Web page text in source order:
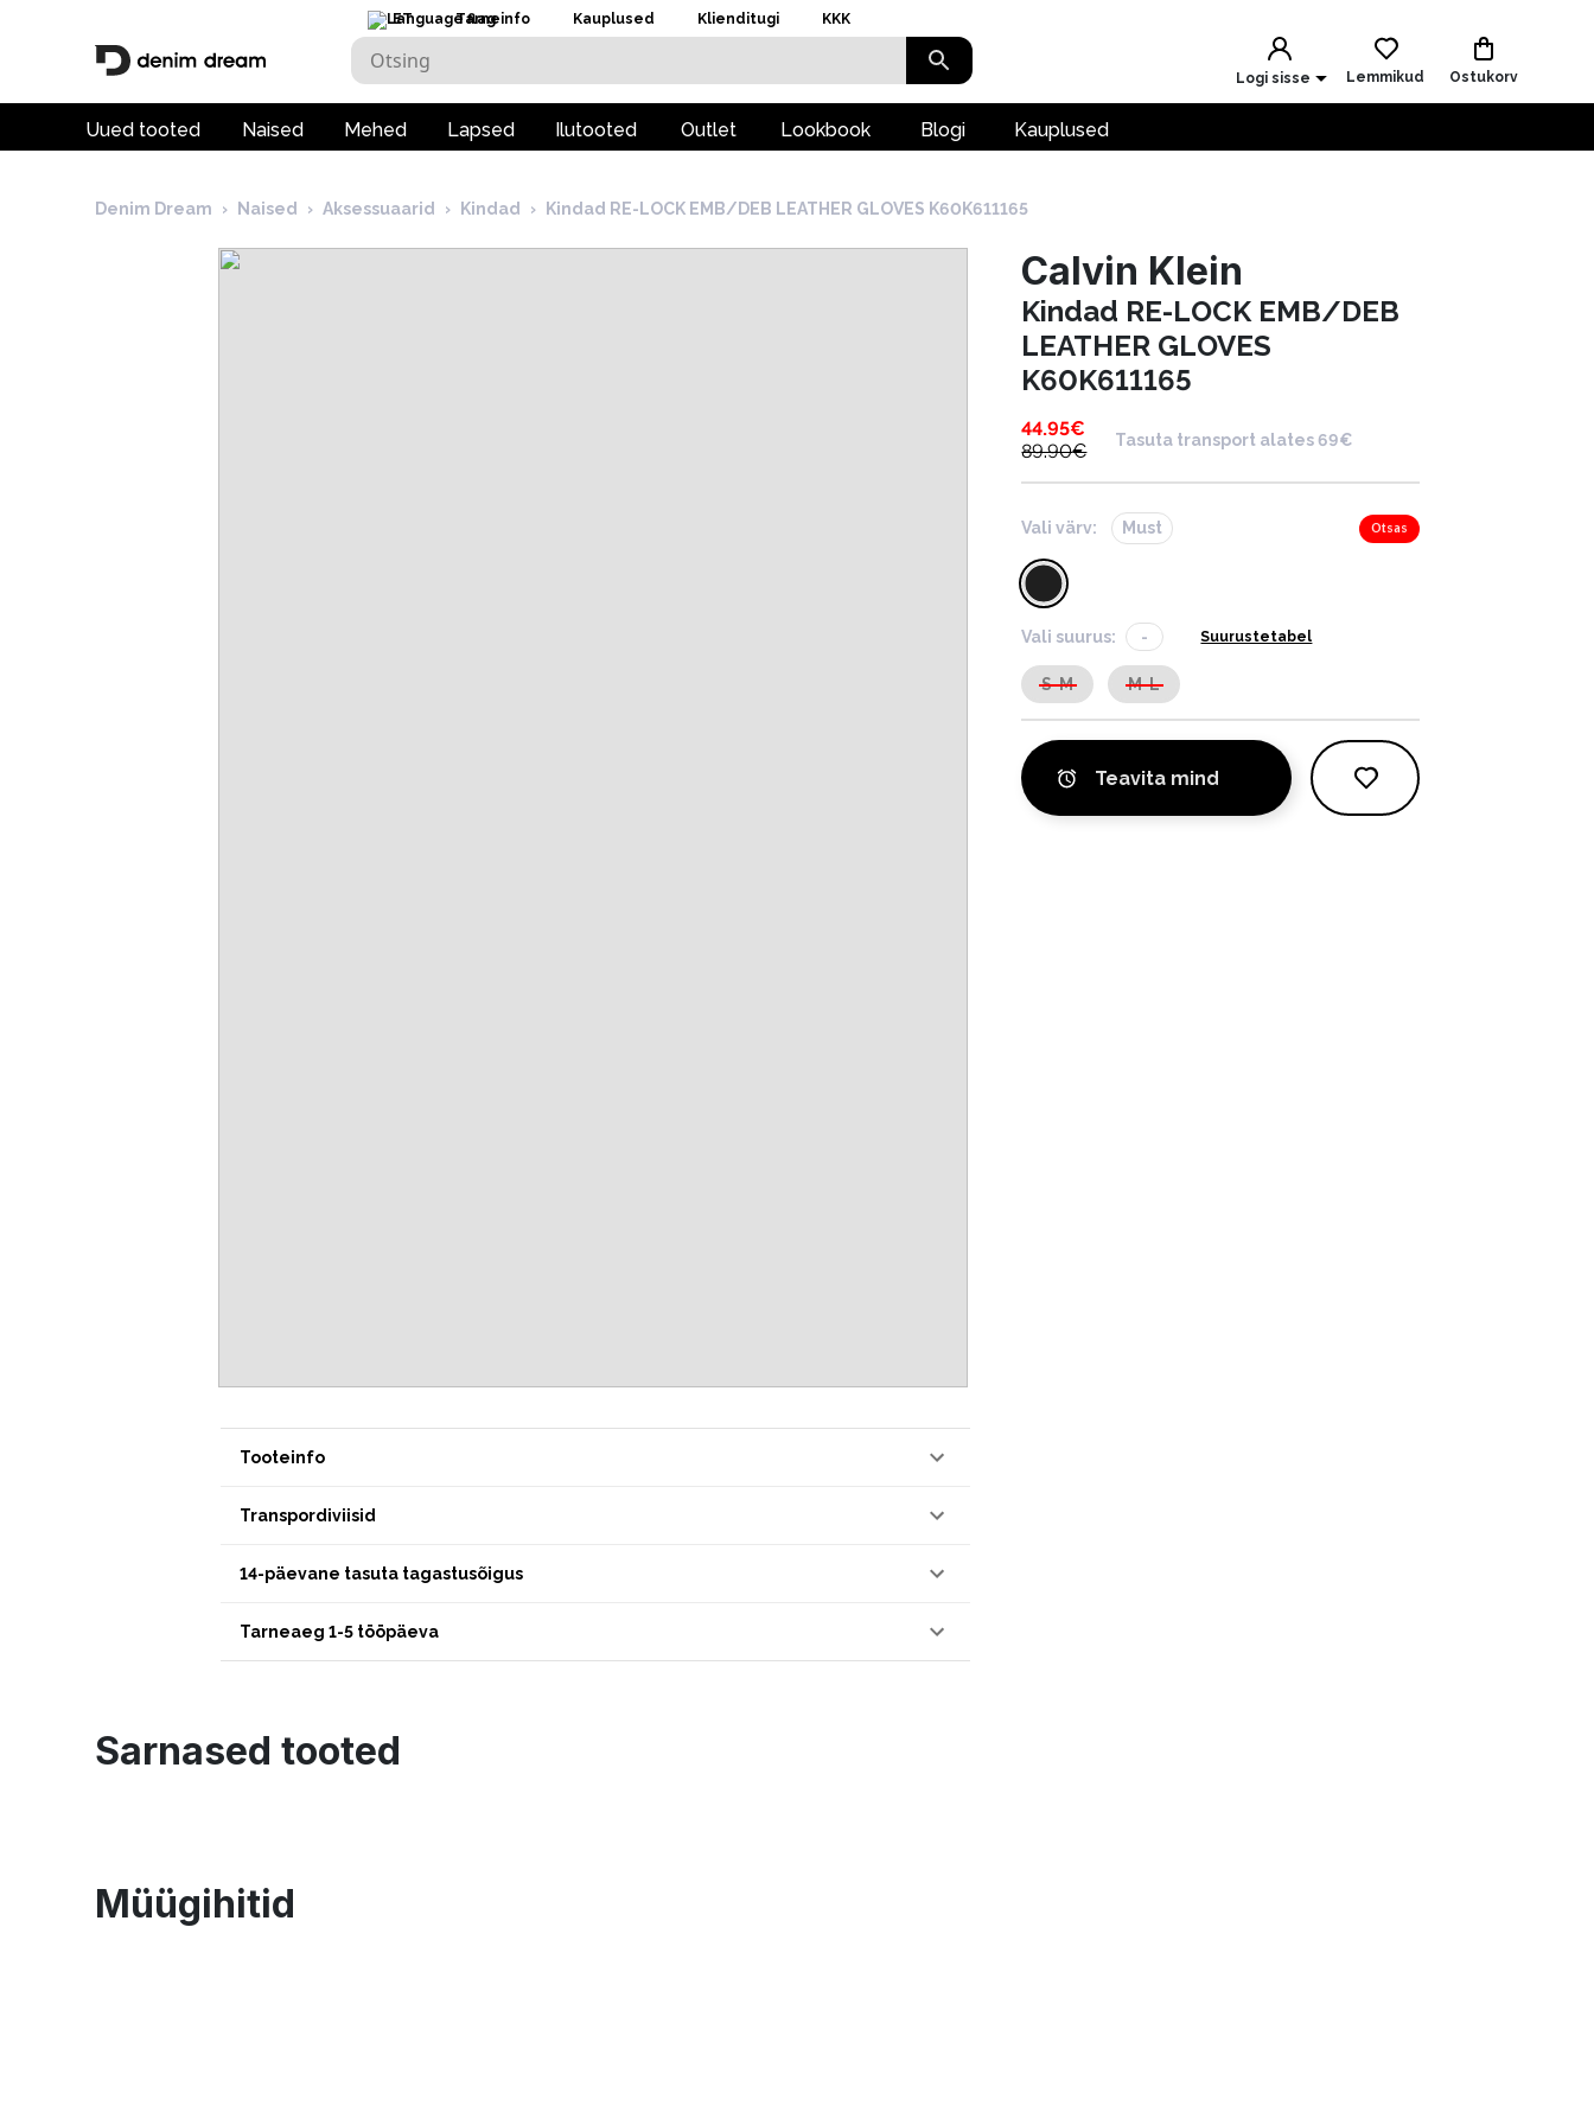
ET Tarneinfo Kauplused Klienditugi KKK
Logi sisse Lemmikud Ostukorv
Uued tooted Naised Mehed Lapsed Ilutooted Outlet Lookbook Blogi Kauplused
Denim Dream › Naised › Aksessuaarid › Kindad › Kindad RE-LOCK EMB/DEB LEATHER GLOVES K60K611165
Tooteinfo
Transpordiviisid
14-päevane tasuta tagastusõigus
Tarneaeg 1-5 tööpäeva
Calvin Klein
Kindad RE-LOCK EMB/DEB
LEATHER GLOVES
K60K611165
44.95€
89.90€
Tasuta transport alates 69€
Vali värv: Must Otsas
Vali suurus: - Suurustetabel
S-M M-L
Teavita mind
Sarnased tooted
Müügihitid